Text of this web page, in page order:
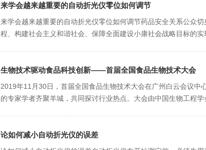
来学会越来越重要的自动折光仪零位如何调节
来学会越来越重要的自动折光仪零位如何调节药品安全关系公众切身
程、构建社会主义和谐社会、保障全面建设小康社会战略目标的实
生物技术驱动食品科技创新——首届全国食品生物技术大会
2019年11月30日，首届全国食品生物技术大会在广州白云会议
的专家学者齐聚羊城，共同探讨行业热点。大会由中国生物工程学会
论如何减小自动折光仪的误差